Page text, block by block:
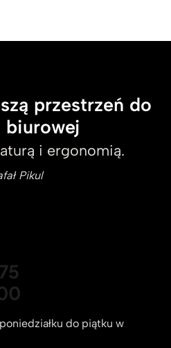
przestrzeń do
biurowej
i ergonomią.
Pikul
do piątku w